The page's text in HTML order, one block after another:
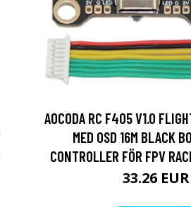
AOCODA RC F405 V1.0
MED OSD 16M BLACK
CONTROLLER FÖR FPV
33.26 EUR